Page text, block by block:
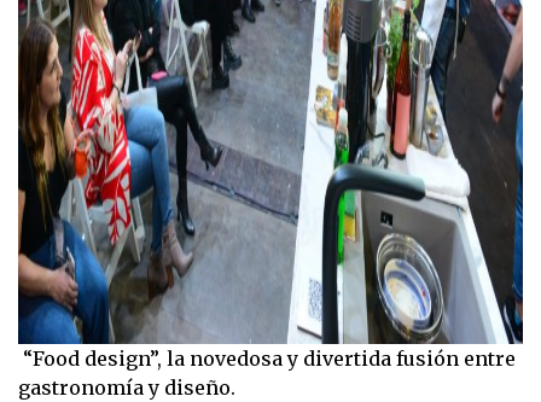
“Food design”, la novedosa y divertida fusión entre
gastronomía y diseño.